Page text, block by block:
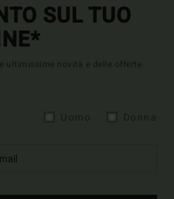
SUL TUO
ultimissime novità e delle offerte